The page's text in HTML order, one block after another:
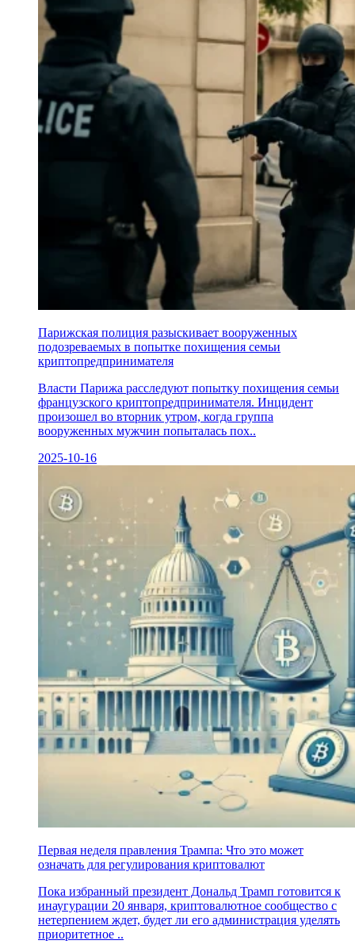
Парижская полиция разыскивает вооруженных
подозреваемых в попытке похищения семьи
криптопредпринимателя
Власти Парижа расследуют попытку похищения семьи
французского криптопредпринимателя. Инцидент
произошел во вторник утром, когда группа
вооруженных мужчин попыталась пох..
2025-10-16
Первая неделя правления Трампа: Что это может
означать для регулирования криптовалют
Пока избранный президент Дональд Трамп готовится к
инаугурации 20 января, криптовалютное сообщество с
нетерпением ждет, будет ли его администрация уделять
приоритетное ..